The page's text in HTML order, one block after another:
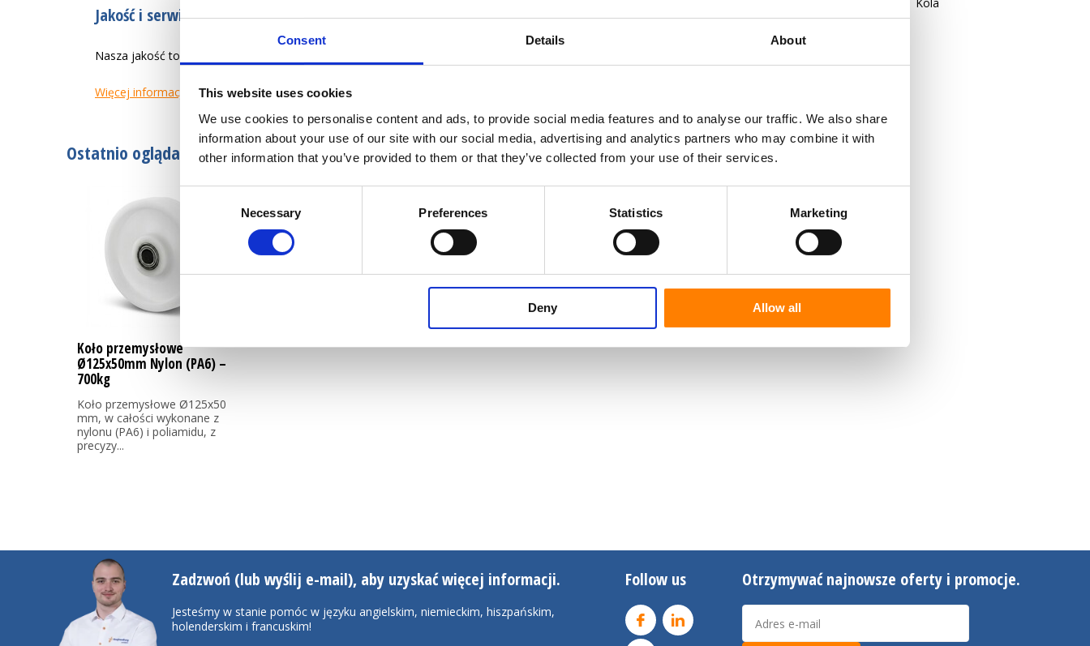
Consent Details About
This website uses cookies
We use cookies to personalise content and ads, to provide social media features and to analyse our traffic. We also share
information about your use of our site with our social media, advertising and analytics partners who may combine it with
other information that you’ve provided to them or that they’ve collected from your use of their services.
Necessary Preferences Statistics Marketing
Deny Allow all
Jakość i serwis od 1946 r.
Nasza jakość to tworzenie łatwiejszego życia zawodowego dla użytkownika koła.
Więcej informacji
Ostatnio oglądane
Koło przemysłowe
Ø125x50mm Nylon (PA6) –
700kg
Koło przemysłowe Ø125x50
mm, w całości wykonane z
nylonu (PA6) i poliamidu, z
precyzy...
Zadzwoń (lub wyślij e-mail), aby uzyskać więcej informacji.
Jesteśmy w stanie pomóc w języku angielskim, niemieckim, hiszpańskim,
holenderskim i francuskim!
Follow us Otrzymywać najnowsze oferty i promocje.